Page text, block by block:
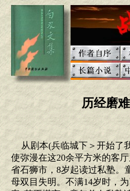
历经磨
从剧本(兵临城下＞开始了
使弥漫在这20余平方米的客
省石狮市，8岁起读过私塾。
母双目失明。不满14岁时，